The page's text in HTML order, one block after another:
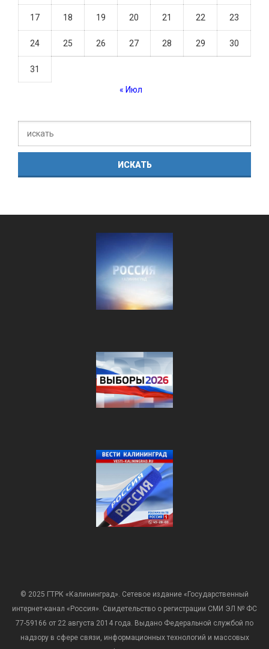
17 18 19 20 21 22 23
24 25 26 27 28 29 30
31
« Июл
© 2025 ГТРК «Калининград». Сетевое издание «Государственный
интернет-канал «Россия». Свидетельство о регистрации СМИ ЭЛ № ФС
77-59166 от 22 августа 2014 года. Выдано Федеральной службой по
надзору в сфере связи, информационных технологий и массовых